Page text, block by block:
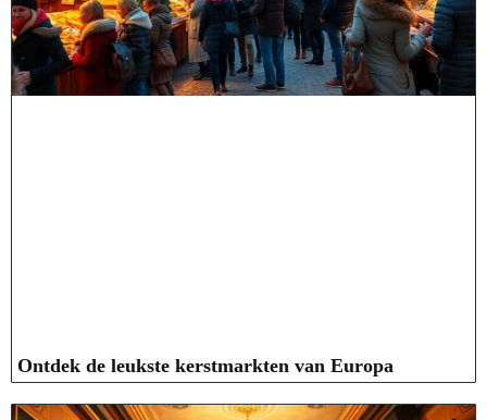
Ontdek de leukste kerstmarkten van Europa